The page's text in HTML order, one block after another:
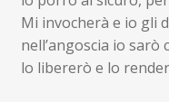
Mi invocherà e io gli
nell’angoscia io sarò
lo libererò e lo